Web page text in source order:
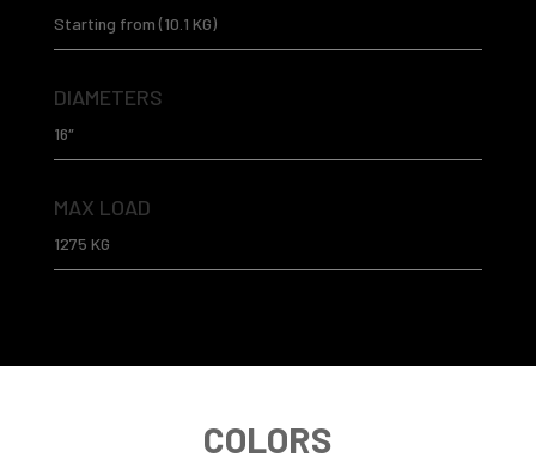
Starting from (10.1 KG)
DIAMETERS
16″
MAX LOAD
1275 KG
COLORS